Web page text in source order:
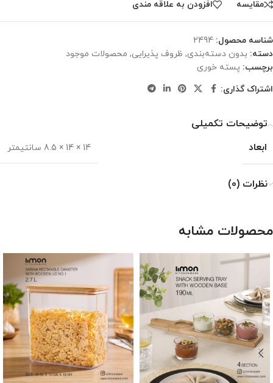
مقایسه افزودن به علاقه مندی
شناسه محصول: 2494
دسته: بدون دسته‌بندی, ظروف پذیرایی, محصولات موجود
برچسب: پسته خوری
اشتراک گذاری:
توضیحات تکمیلی
ابعاد
14 × 14 × 8.5 سانتیمتر
نظرات (0)
محصولات مشابه